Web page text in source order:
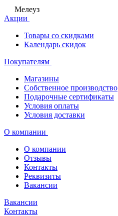
Мелеуз
Акции
Товары со скидками
Календарь скидок
Покупателям
Магазины
Собственное производство
Подарочные сертификаты
Условия оплаты
Условия доставки
О компании
О компании
Отзывы
Контакты
Реквизиты
Вакансии
Вакансии
Контакты